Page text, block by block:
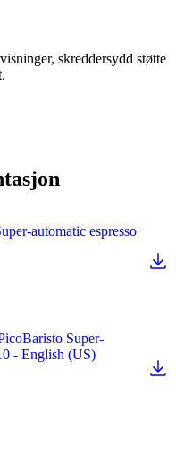
skreddersydd støtte
automatic espresso
Super-
- English (US)